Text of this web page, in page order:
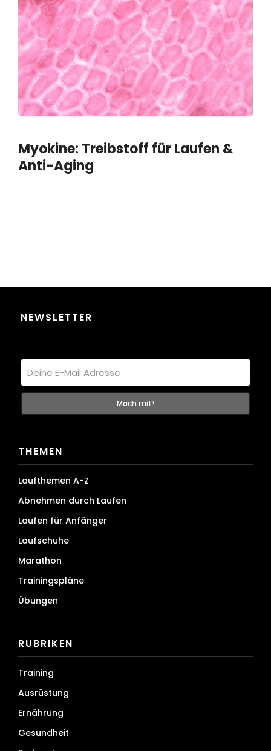
Myokine: Treibstoff für Laufen &
Anti-Aging
NEWSLETTER
THEMEN
Laufthemen A-Z
Abnehmen durch Laufen
Laufen für Anfänger
Laufschuhe
Marathon
Trainingspläne
Übungen
RUBRIKEN
Training
Ausrüstung
Ernährung
Gesundheit